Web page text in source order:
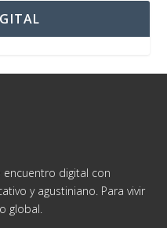
encuentro digital con
y agustiniano. Para vivir
global.